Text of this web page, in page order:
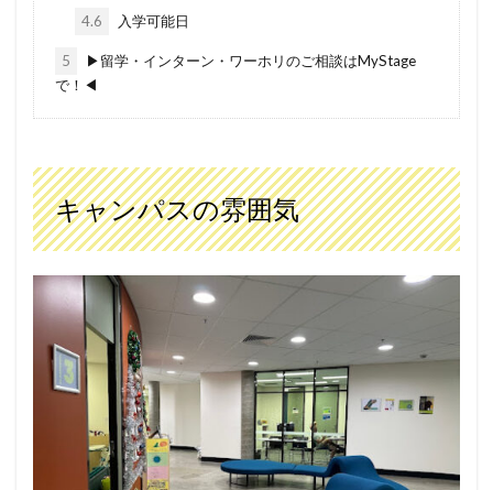
4.6 入学可能日
5
▶留学・インターン・ワーホリのご相談はMyStage
で！◀
キャンパスの雰囲気